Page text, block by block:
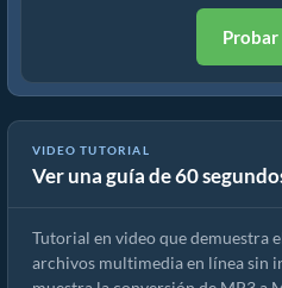
Probar
VIDEO TUTORIAL
Ver una guía de 60
Cómo convertir archivos
Tutorial en video que demuestra
archivos multimedia en línea sin